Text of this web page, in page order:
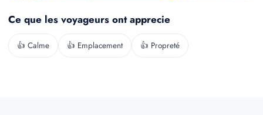
Ce que les voyageurs ont apprecie
👍 Calme 👍 Emplacement 👍 Propreté